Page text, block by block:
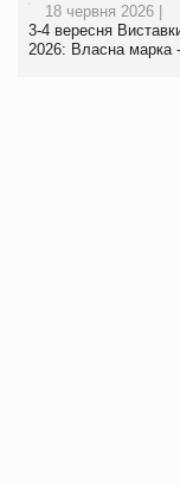
18 червня 2026 |
3-4 вересня
2026: Власна марка